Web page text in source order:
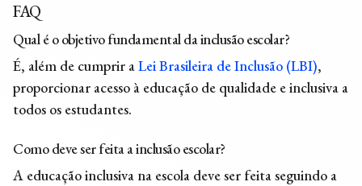
FAQ
Qual é o objetivo fundamental da inclusão escolar?
É, além de cumprir aLei Brasileira de Inclusão (LBI),
proporcionar acesso à educação de qualidade e inclusiva a
todos os estudantes.
Como deve ser feita a inclusão escolar?
A educação inclusiva na escola deve ser feita seguindo a